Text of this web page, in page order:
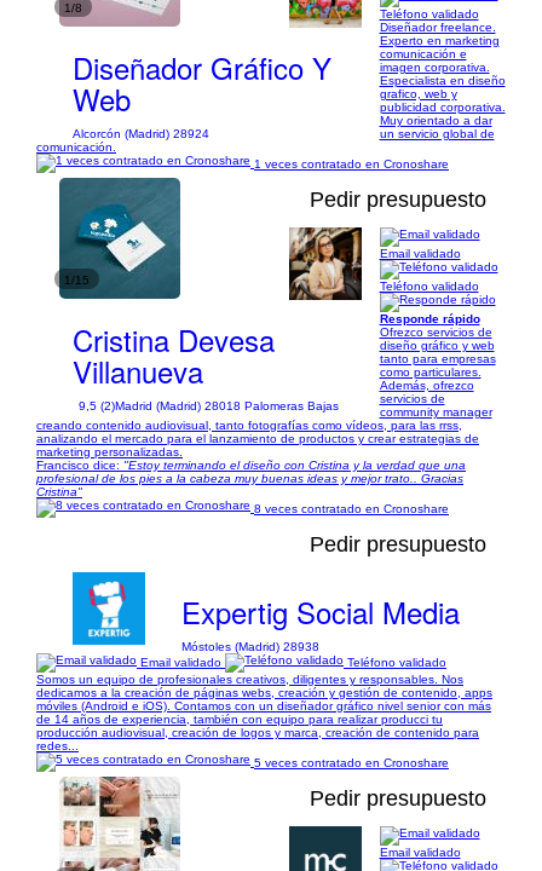
1/8
Diseñador Gráfico Y
Web
Alcorcón (Madrid) 28924
Teléfono validado
Diseñador freelance.
Experto en marketing
comunicación e
imagen corporativa.
Especialista en diseño
grafico, web y
publicidad corporativa.
Muy orientado a dar
un servicio global de
comunicación.
1 veces contratado en Cronoshare
1/15
Pedir presupuesto
Cristina Devesa
Villanueva
9,5 (2)Madrid (Madrid) 28018 Palomeras Bajas
Email validado
Teléfono validado
Responde rápido
Ofrezco servicios de
diseño gráfico y web
tanto para empresas
como particulares.
Además, ofrezco
servicios de
community manager
creando contenido audiovisual, tanto fotografías como vídeos, para las rrss,
analizando el mercado para el lanzamiento de productos y crear estrategias de
marketing personalizadas.
Francisco dice: "Estoy terminando el diseño con Cristina y la verdad que una
profesional de los pies a la cabeza muy buenas ideas y mejor trato.. Gracias
Cristina"
8 veces contratado en Cronoshare
Pedir presupuesto
Expertig Social Media
Móstoles (Madrid) 28938
Email validado
Teléfono validado
Somos un equipo de profesionales creativos, diligentes y responsables. Nos
dedicamos a la creación de páginas webs, creación y gestión de contenido, apps
móviles (Android e iOS). Contamos con un diseñador gráfico nivel senior con más
de 14 años de experiencia, también con equipo para realizar producci tu
producción audiovisual, creación de logos y marca, creación de contenido para
redes...
5 veces contratado en Cronoshare
Pedir presupuesto
Email validado